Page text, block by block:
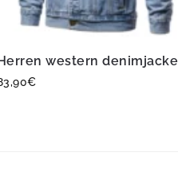
western denimjacke
€